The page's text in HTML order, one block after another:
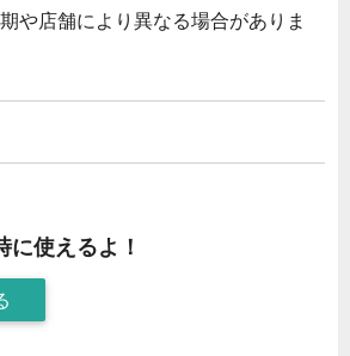
や店舗により異なる場合がありま
に使えるよ！